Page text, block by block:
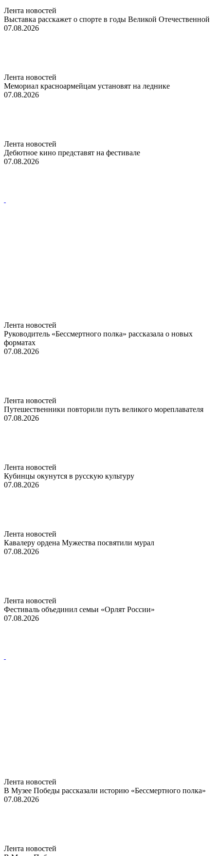
Лента новостей
Выставка расскажет о спорте в годы Великой Отечественной
07.08.2026
Лента новостей
Мемориал красноармейцам установят на леднике
07.08.2026
Лента новостей
Дебютное кино представят на фестивале
07.08.2026
Лента новостей
Руководитель «Бессмертного полка» рассказала о новых
форматах
07.08.2026
Лента новостей
Путешественники повторили путь великого мореплавателя
07.08.2026
Лента новостей
Кубинцы окунутся в русскую культуру
07.08.2026
Лента новостей
Кавалеру ордена Мужества посвятили мурал
07.08.2026
Лента новостей
Фестиваль объединил семьи «Орлят России»
07.08.2026
Лента новостей
В Музее Победы рассказали историю «Бессмертного полка»
07.08.2026
Лента новостей